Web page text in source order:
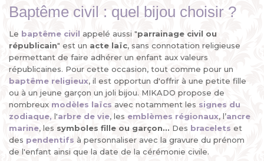
Baptême civil : quel bijou choisir ?
Le baptême civil appelé aussi "parrainage civil ou
républicain" est un acte laïc, sans connotation religieuse
permettant de faire adhérer un enfant aux valeurs
républicaines. Pour cette occasion, tout comme pour un
baptême religieux, il est opportun d'offrir à une petite fille
ou à un jeune garçon un joli bijou. MIKADO propose de
nombreux modèles laïcs avec notamment les signes du
zodiaque, l'arbre de vie, les emblèmes régionaux, l’ancre
marine, les symboles fille ou garçon... Des bracelets et
des pendentifs à personnaliser avec la gravure du prénom
de l'enfant ainsi que la date de la cérémonie civile.